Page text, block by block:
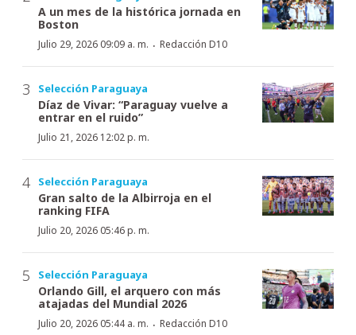
A un mes de la histórica jornada en
Boston
Julio 29, 2026 09:09 a. m. · Redacción D10
Selección Paraguaya
Díaz de Vivar: “Paraguay vuelve a
entrar en el ruido”
Julio 21, 2026 12:02 p. m.
Selección Paraguaya
Gran salto de la Albirroja en el
ranking FIFA
Julio 20, 2026 05:46 p. m.
Selección Paraguaya
Orlando Gill, el arquero con más
atajadas del Mundial 2026
Julio 20, 2026 05:44 a. m. · Redacción D10